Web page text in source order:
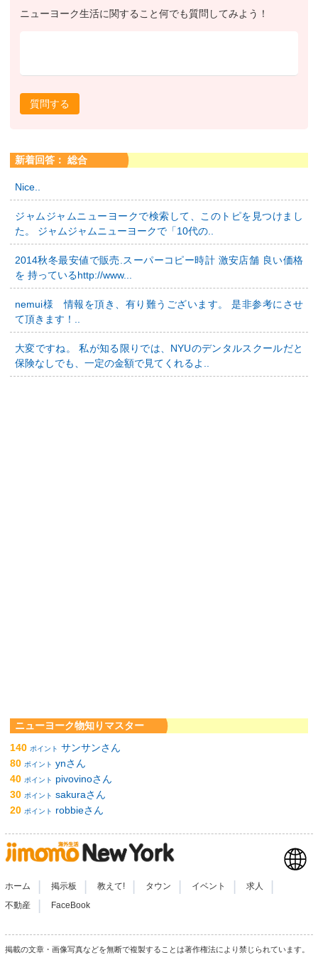
ニューヨーク生活に関すること何でも質問してみよう！
質問する
新着回答： 総合
Nice..
ジャムジャムニューヨークで検索して、このトピを見つけまし
た。 ジャムジャムニューヨークで「10代の..
2014秋冬最安値で販売.スーパーコピー時計 激安店舗 良い価格
を 持っているhttp://www...
nemui様 情報を頂き、有り難うございます。 是非参考にさせ
て頂きます！..
大変ですね。 私が知る限りでは、NYUのデンタルスクールだと
保険なしでも、一定の金額で見てくれるよ..
ニューヨーク物知りマスター
140 ポイント サンサンさん
80 ポイント ynさん
40 ポイント
pivovinoさん
30 ポイント sakuraさん
20 ポイント robbieさん
ホーム 掲示板 教えて! タウン イベント 求人
不動産 FaceBook
掲載の文章・画像写真などを無断で複製することは著作権法により禁じられています。